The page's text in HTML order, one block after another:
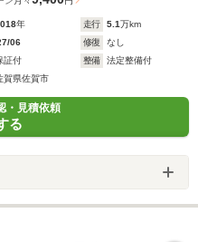
年 走行 5.1万km
06 修復
なし
証付 整備
法定整備付
賀県佐賀市
・見積依頼
る